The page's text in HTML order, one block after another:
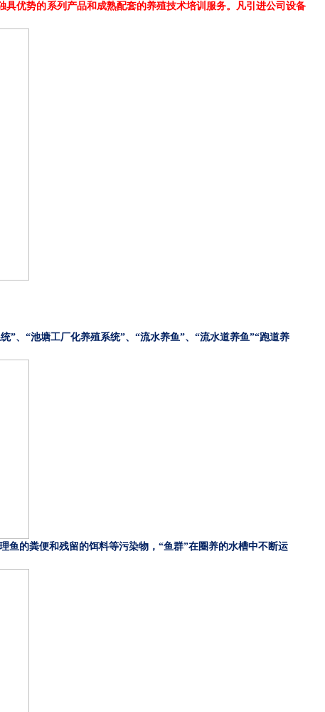
优势的系列产品和成熟配套的养殖技术培训服务。凡引进公司设备
”、“池塘工厂化养殖系统”、“流水养鱼”、“流水道养鱼”“跑道养
鱼的粪便和残留的饵料等污染物，“鱼群”在圈养的水槽中不断运